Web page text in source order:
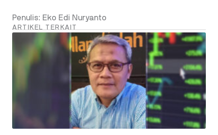
Penulis: Eko Edi Nuryanto
ARTIKEL TERKAIT